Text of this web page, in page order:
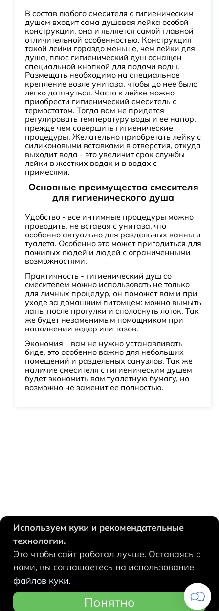
В состав любого смесителя с гигиеническим
душем входит сама душевая лейка особой
конструкции, она и является самой главной
отличительной особенностью. Конструкция
такой лейки гораздо меньше, чем лейки для
душа, плюс гигиенический душ оснащен
специальной кнопкой для подачи воды.
Размещать необходимо на специальное
крепление возле унитаза, чтобы до нее было
легко дотянуться. Часто к лейке можно
приобрести гигиенический смеситель с
термостатом. Тогда вам не придется
регулировать температуру воды и ее напор,
прежде чем совершить гигиенические
процедуры. Желательно приобретать лейку с
силиконовыми вставками в отверстия, откуда
выходит вода - это увеличит срок службы
лейки в жестких водах и в водах с
примесями.
Основные преимущества смесителя
для гигиенического душа
Удобство - все интимные процедуры можно
проводить, не вставая с унитаза, что
особенно актуально для раздельных ванны и
туалета. Особенно это может пригодиться для
пожилых людей и людей с ограниченными
возможностями.
Практичность - гигиенический душ со
смесителем можно использовать не только
для личных процедур, он поможет вам и при
уходе за домашним питомцем: можно вымыть
лапы после прогулки и сполоснуть лоток. Так
же будет незаменимым помощником при
наполнении ведер или тазов.
Экономия – вам не нужно устанавливать
биде, это особенно важно для небольших
помещений и раздельных санузлов. Так же
наличие смесителя с гигиеническим душем
будет экономить вам туалетную бумагу, но
возможно не заменит ее полностью.
630124, Новосибирск,
Есенина, 67
hidrolux@mail.ru
Используем куки и рекомендательные
технологии.
Это чтобы сайт работал лучше. Оставаясь с
нами, вы соглашаетесь на использование
файлов куки.
Понятно